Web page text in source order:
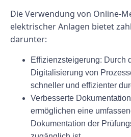
Die Verwendung von Online-
elektrischer Anlagen bietet
darunter:
Effizienzsteigerung: Durch
Digitalisierung von
schneller und effizienter
Verbesserte
ermöglichen eine
Dokumentation der